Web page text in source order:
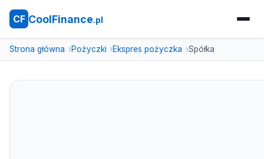
CF CoolFinance.pl
Strona główna Pożyczki Ekspres pożyczka Spółka